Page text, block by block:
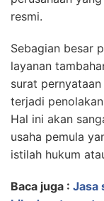
resmi.
Sebagian besar
layanan
surat
terjadi
Hal ini akan
usaha pemula
istilah hukum
Baca juga : Jasa